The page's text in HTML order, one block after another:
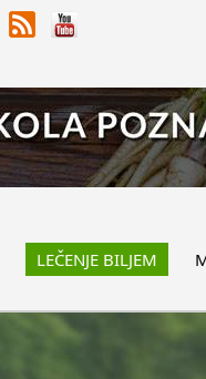
LEČENJE BILJEM